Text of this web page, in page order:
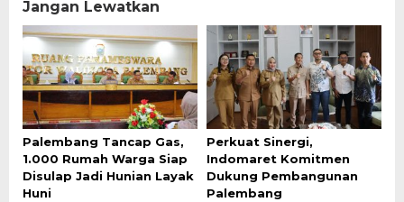
Jangan Lewatkan
Palembang Tancap Gas,
1.000 Rumah Warga Siap
Disulap Jadi Hunian Layak
Huni
Perkuat Sinergi,
Indomaret Komitmen
Dukung Pembangunan
Palembang